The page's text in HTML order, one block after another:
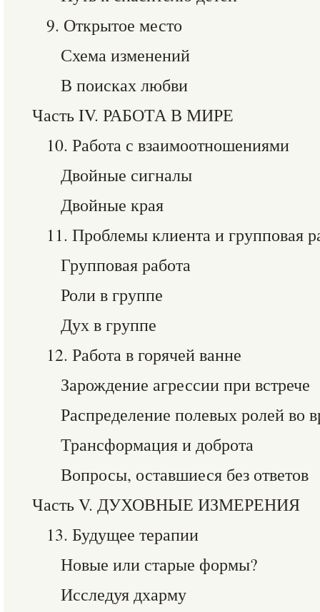
9. Открытое место
Схема изменений
В поисках любви
Часть IV. РАБОТА В МИРЕ
10. Работа с взаимоотношениями
Двойные сигналы
Двойные края
11. Проблемы клиента и групповая
Групповая работа
Роли в группе
Дух в группе
12. Работа в горячей ванне
Зарождение агрессии при встрече
Распределение полевых ролей во
Трансформация и доброта
Вопросы, оставшиеся без ответов
Часть V. ДУХОВНЫЕ ИЗМЕРЕНИЯ
13. Будущее терапии
Новые или старые формы?
Исследуя дхарму